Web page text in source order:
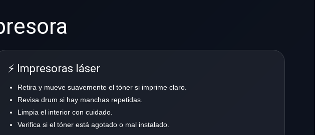
⚡ Impresoras láser
Retira y mueve suavemente el tóner si imprime claro.
Revisa drum si hay manchas repetidas.
Limpia el interior con cuidado.
Verifica si el tóner está agotado o mal instalado.